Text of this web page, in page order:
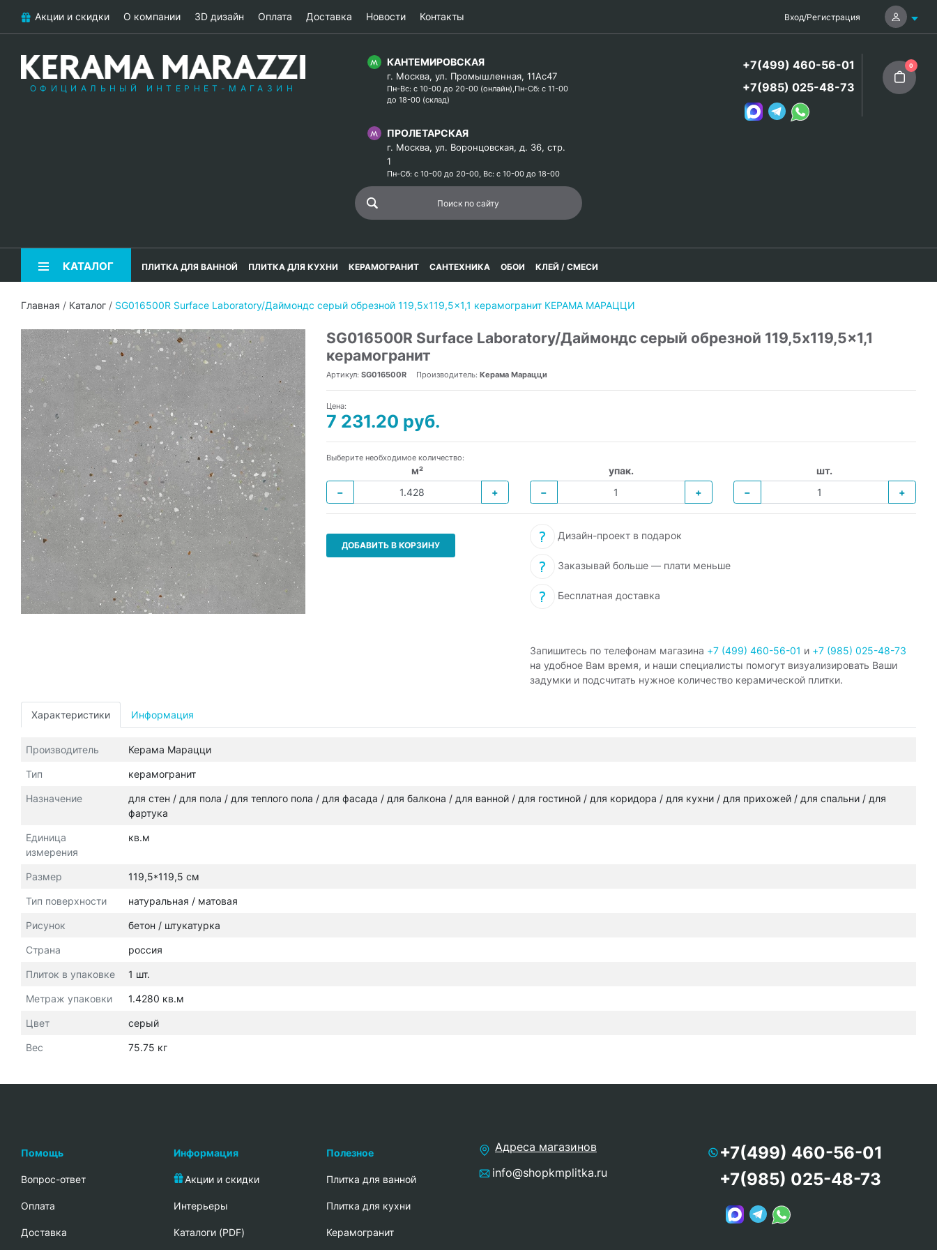
Акции и скидки О компании 3D дизайн Оплата Доставка Новости Контакты Вход/Регистрация
ОФИЦИАЛЬНЫЙ ИНТЕРНЕТ-МАГАЗИН
КАНТЕМИРОВСКАЯ
г. Москва, ул. Промышленная, 11Ас47
Пн-Вс: с 10-00 до 20-00 (онлайн),Пн-Сб: с 11-00
до 18-00 (склад)
ПРОЛЕТАРСКАЯ
г. Москва, ул. Воронцовская, д. 36, стр.
1
Пн-Сб: с 10-00 до 20-00, Вс: с 10-00 до 18-00
+7(499) 460-56-01
+7(985) 025-48-73
0
КАТАЛОГ ПЛИТКА ДЛЯ ВАННОЙ ПЛИТКА ДЛЯ КУХНИ КЕРАМОГРАНИТ САНТЕХНИКА ОБОИ КЛЕЙ / СМЕСИ
Главная / Каталог / SG016500R Surface Laboratory/Даймондс серый обрезной 119,5x119,5x1,1 керамогранит КЕРАМА МАРАЦЦИ
SG016500R Surface Laboratory/Даймондс серый обрезной 119,5x119,5x1,1
керамогранит
Артикул: SG016500R Производитель: Керама Марацци
Цена:
7 231.20 руб.
Выберите необходимое количество:
м²
−
+
упак.
−
+
шт.
−
+
ДОБАВИТЬ В КОРЗИНУ
Дизайн-проект в подарок
Заказывай больше — плати меньше
Бесплатная доставка
Запишитесь по телефонам магазина +7 (499) 460-56-01 и +7 (985) 025-48-73
на удобное Вам время, и наши специалисты помогут визуализировать Ваши
задумки и подсчитать нужное количество керамической плитки.
Характеристики Информация
Производитель Керама Марацци
Тип керамогранит
Назначение
для стен / для пола / для теплого пола / для фасада / для балкона / для ванной / для гостиной / для коридора / для кухни / для прихожей / для спальни / для
фартука
Единица
измерения
кв.м
Размер 119,5*119,5 см
Тип поверхности натуральная / матовая
Рисунок бетон / штукатурка
Страна россия
Плиток в упаковке 1 шт.
Метраж упаковки 1.4280 кв.м
Цвет серый
Вес 75.75 кг
Помощь
Вопрос-ответ
Oплата
Доставка
Информация
Акции и скидки
Интерьеры
Каталоги (PDF)
Полезное
Плитка для ванной
Плитка для кухни
Керамогранит
Адреса магазинов
info@shopkmplitka.ru
+7(499) 460-56-01
+7(985) 025-48-73